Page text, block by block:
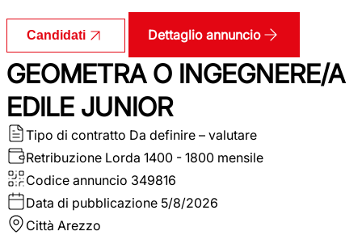
Candidati Dettaglio annuncio
GEOMETRA O INGEGNERE/A
EDILE JUNIOR
Tipo di contratto Da definire – valutare
Retribuzione Lorda 1400 - 1800 mensile
Codice annuncio 349816
Data di pubblicazione 5/8/2026
Città Arezzo